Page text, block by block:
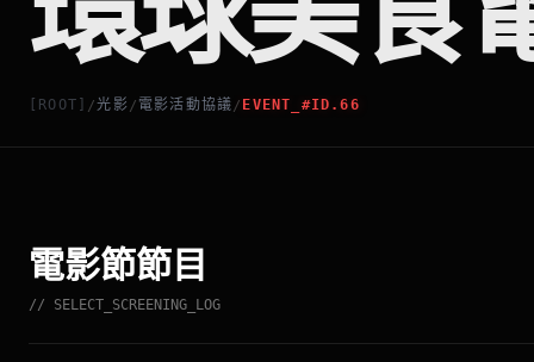
[ROOT] /光影/ 電影活動協議/ EVENT_#ID.66
電影節節目
// SELECT_SCREENING_LOG